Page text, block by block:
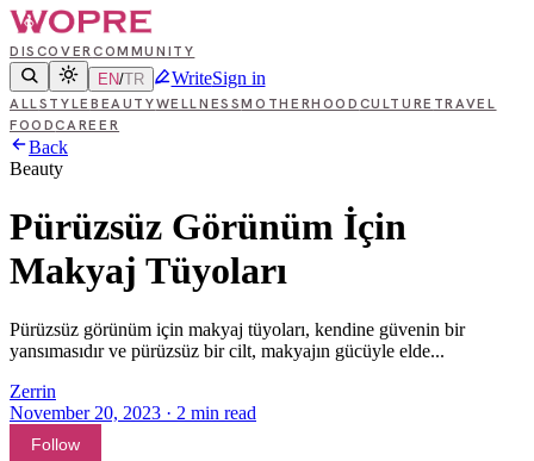
DISCOVERCOMMUNITY
EN/TR WriteSign in
ALLSTYLE BEAUTYWELLNESSMOTHERHOOD CULTURE TRAVEL
FOODCAREER
Back
Beauty
Pürüzsüz Görünüm İçin
Makyaj Tüyoları
Pürüzsüz görünüm için makyaj tüyoları, kendine güvenin bir
yansımasıdır ve pürüzsüz bir cilt, makyajın gücüyle elde...
Zerrin
November 20, 2023 · 2 min read
Follow